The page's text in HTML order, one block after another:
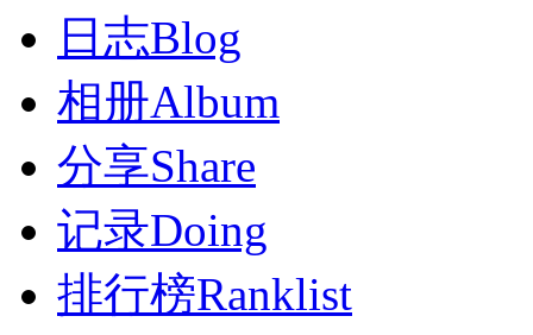
日志Blog
相册Album
分享Share
记录Doing
排行榜Ranklist